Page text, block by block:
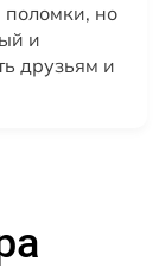
но
и
друзьям и